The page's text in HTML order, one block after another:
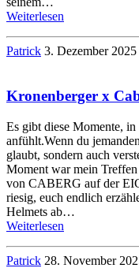
Weiterlesen
Patrick 3. Dezember 2025
Kronenberger x
Es gibt diese Momente,
anfühlt.Wenn du
glaubt, sondern auch
Moment war mein
von CABERG auf der
riesig, euch endlich
Helmets ab…
Weiterlesen
Patrick 28. November